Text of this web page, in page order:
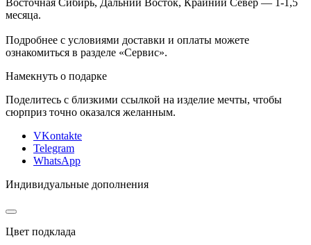
месяца.
Подробнее с условиями доставки и оплаты можете
ознакомиться в разделе «Сервис».
Намекнуть о подарке
Поделитесь с близкими ссылкой на изделие мечты, чтобы
сюрприз точно оказался желанным.
VKontakte
Telegram
WhatsApp
Индивидуальные дополнения
Цвет подклада